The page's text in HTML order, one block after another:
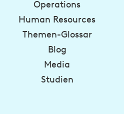
Operations
Human Resources
Themen-Glossar
Blog
Media
Studien